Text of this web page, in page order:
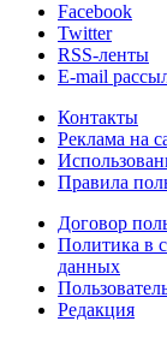
Facebook
Twitter
RSS-ленты
E-mail
Контакты
Реклама на
Правила
Договор
Политика в
данных
Редакция